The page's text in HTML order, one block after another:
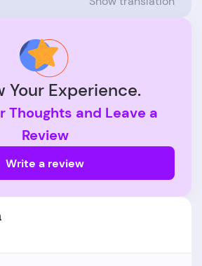
Your Experience.
Thoughts and Leave a
Review
Write a review